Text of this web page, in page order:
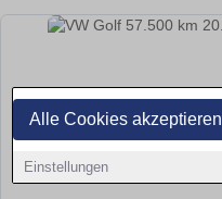
Alle Cookies akzeptieren
Einstellungen